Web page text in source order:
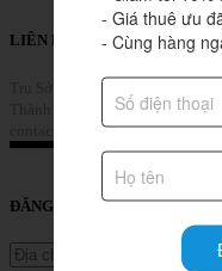
LIÊN HỆ
Trụ Sở Chính: Tầng 8, tòa nhà
Thành phố Hà Nội, Việt Nam
contact@hanoioffice.vn
ĐĂNG KÝ TƯ VẤN DỊCH VỤ
- Giá thuê ưu
- Cùng hàng